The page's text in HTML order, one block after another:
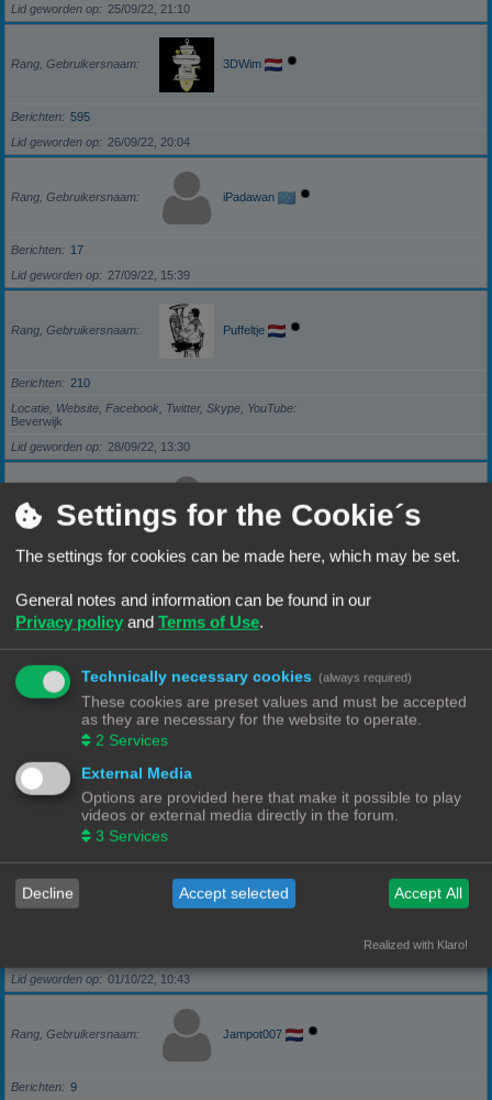
Lid geworden op
25/09/22, 21:10
Rang, Gebruikersnaam 3DWim
Berichten
595
Lid geworden op
26/09/22, 20:04
Rang, Gebruikersnaam iPadawan
Berichten
17
Lid geworden op
27/09/22, 15:39
Rang, Gebruikersnaam Puffeltje
Berichten
210
Locatie, Website, Facebook, Twitter, Skype, YouTube
Beverwijk
Lid geworden op
28/09/22, 13:30
Rang, Gebruikersnaam darkzero
Berichten
5
Rang, Gebruikersnaam
Berichten
29/09/22, 17:18
Rang, Gebruikersnaam
Lid geworden op
30/09/22, 13:40
Rang, Gebruikersnaam Robbel2005
Lid geworden op
01/10/22, 10:43
Rang, Gebruikersnaam Jampot007
Berichten
9
Settings for the Cookie´s
The settings for cookies can be made here, which may be set.
General notes and information can be found in our
Privacy policy and Terms of Use.
Technically necessary cookies (always required)
These cookies are preset values and must be accepted
as they are necessary for the website to operate.
2 Services
External Media
Options are provided here that make it possible to play
videos or external media directly in the forum.
3 Services
Decline Accept selected Accept All
Realized with Klaro!